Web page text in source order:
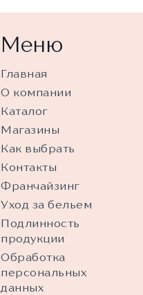
Меню
Главная
О компании
Каталог
Магазины
Как выбрать
Контакты
Франчайзинг
Уход за бельем
Подлинность
продукции
Обработка
персональных
данных